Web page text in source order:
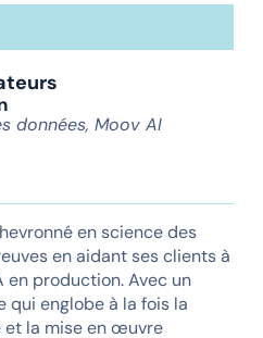
données, Moov AI
en science des
en aidant ses clients à
en production. Avec un
qui englobe à la fois la
la mise en œuvre